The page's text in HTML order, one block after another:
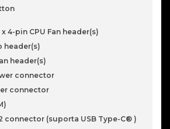
x 4-pin CPU Fan header(s)
header(s)
header(s)
connector
connector
connector (suporta USB Type-C® )